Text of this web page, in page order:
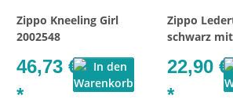
Zippo Kneeling Girl
2002548
46,73 €
*
Zippo
schwarz
22,90 €
*